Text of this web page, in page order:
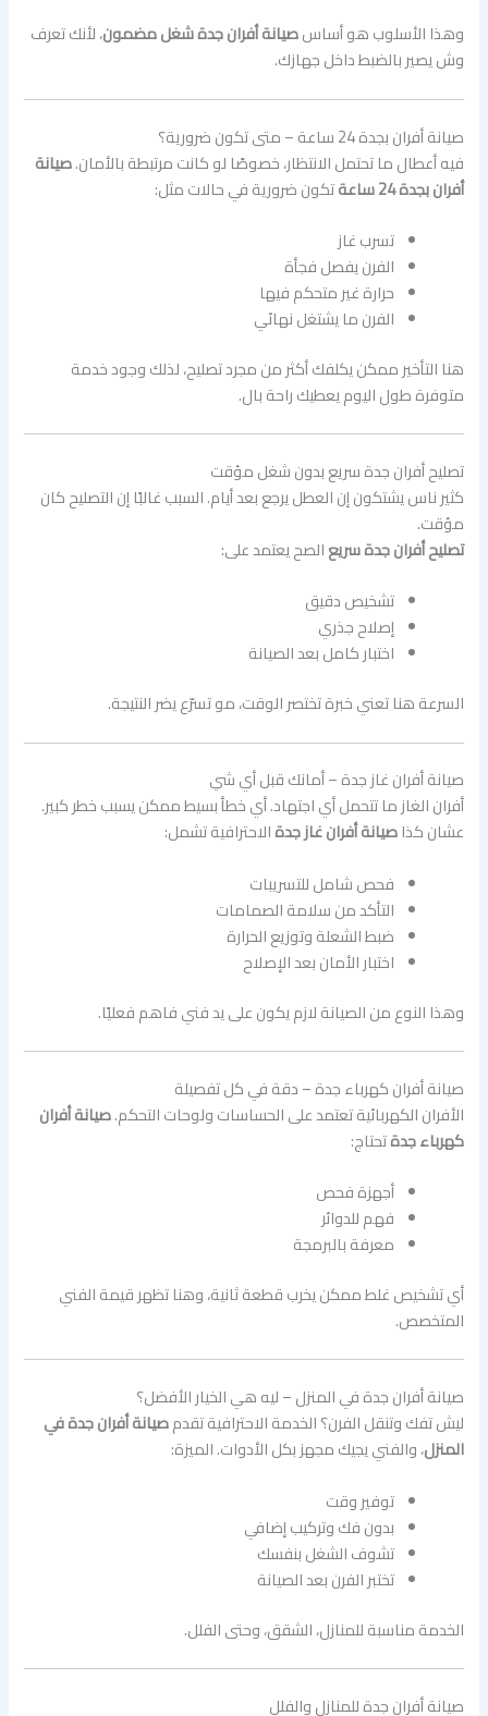
وهذا الأسلوب هو أساسصيانة أفران جدة شغل مضمون، لأنك تعرف
وش يصير بالضبط داخل جهازك.
صيانة أفران بجدة 24 ساعة – متى تكون ضرورية؟
فيه أعطال ما تحتمل الانتظار، خصوصًا لو كانت مرتبطة بالأمان.صيانة
أفران بجدة 24 ساعة
تكون ضرورية في حالات مثل:
تسرب غاز
الفرن يفصل فجأة
حرارة غير متحكم فيها
الفرن ما يشتغل نهائي
هنا التأخير ممكن يكلفك أكثر من مجرد تصليح، لذلك وجود خدمة
متوفرة طول اليوم يعطيك راحة بال.
تصليح أفران جدة سريع بدون شغل مؤقت
كثير ناس يشتكون إن العطل يرجع بعد أيام. السبب غالبًا إن التصليح كان
مؤقت.
تصليح أفران جدة سريعالصح يعتمد على:
تشخيص دقيق
إصلاح جذري
اختبار كامل بعد الصيانة
السرعة هنا تعني خبرة تختصر الوقت، مو تسرّع يضر النتيجة.
صيانة أفران غاز جدة – أمانك قبل أي شي
أفران الغاز ما تتحمل أي اجتهاد. أي خطأ بسيط ممكن يسبب خطر كبير.
عشان كذاصيانة أفران غاز جدةالاحترافية تشمل:
فحص شامل للتسريبات
التأكد من سلامة الصمامات
ضبط الشعلة وتوزيع الحرارة
اختبار الأمان بعد الإصلاح
وهذا النوع من الصيانة لازم يكون على يد فني فاهم فعليًا.
صيانة أفران كهرباء جدة – دقة في كل تفصيلة
الأفران الكهربائية تعتمد على الحساسات ولوحات التحكم.صيانة أفران
كهرباء جدةتحتاج:
أجهزة فحص
فهم للدوائر
معرفة بالبرمجة
أي تشخيص غلط ممكن يخرب قطعة ثانية، وهنا تظهر قيمة الفني
المتخصص.
صيانة أفران جدة في المنزل – ليه هي الخيار الأفضل؟
ليش تفك وتنقل الفرن؟ الخدمة الاحترافية تقدمصيانة أفران جدة في
المنزل، والفني يجيك مجهز بكل الأدوات. الميزة:
توفير وقت
بدون فك وتركيب إضافي
تشوف الشغل بنفسك
تختبر الفرن بعد الصيانة
الخدمة مناسبة للمنازل، الشقق، وحتى الفلل.
صيانة أفران جدة للمنازل والفلل